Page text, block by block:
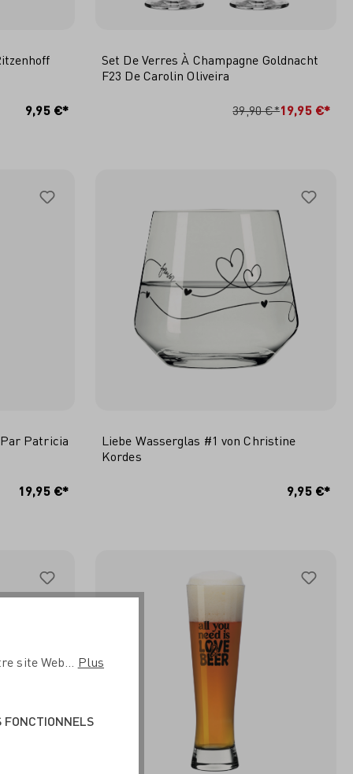
9,95 €*
Set De Verres À Champagne Goldnacht
F23 De Carolin Oliveira
39,90 €*19,95 €*
Patricia
19,95 €*
Liebe Wasserglas #1 von Christine
Kordes
9,95 €*
site Web... Plus
FONCTIONNELS